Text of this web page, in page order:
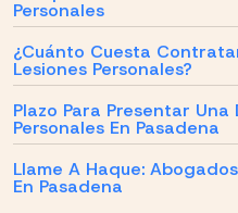
Personales
¿Cuánto Cuesta
Lesiones Personales?
Plazo Para Presentar
Personales En Pasadena
Llame A Haque:
En Pasadena